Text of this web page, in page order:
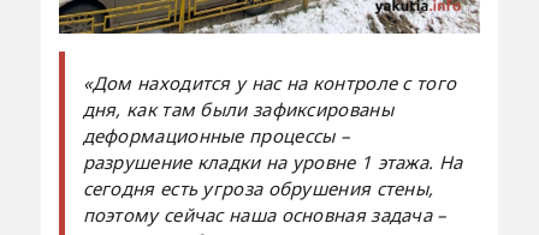
«Дом находится у нас на контроле с того
дня, как там были зафиксированы
деформационные процессы –
разрушение кладки на уровне 1 этажа. На
сегодня есть угроза обрушения стены,
поэтому сейчас наша основная задача –